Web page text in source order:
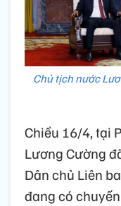
Chủ tịch nước
Chiều 16/4, tại
Lương Cường
Dân chủ Liên
đang có